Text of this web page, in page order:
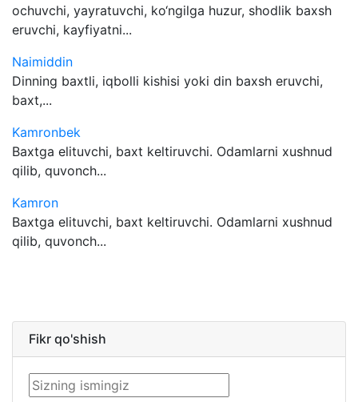
ochuvchi, yayratuvchi, ko‘ngilga huzur, shodlik baxsh
eruvchi, kayfiyatni...
Naimiddin
Dinning baxtli, iqbolli kishisi yoki din baxsh eruvchi,
baxt,...
Kamronbek
Baxtga elituvchi, baxt keltiruvchi. Odamlarni xushnud
qilib, quvonch...
Kamron
Baxtga elituvchi, baxt keltiruvchi. Odamlarni xushnud
qilib, quvonch...
Fikr qo'shish